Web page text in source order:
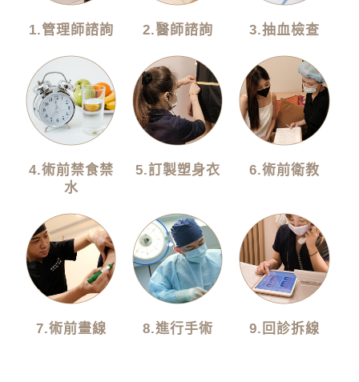
1.管理師諮詢 2.醫師諮詢 3.抽血檢查
4.術前禁食禁
水
5.訂製塑身衣 6.術前衛教
7.術前畫線 8.進行手術 9.回診拆線